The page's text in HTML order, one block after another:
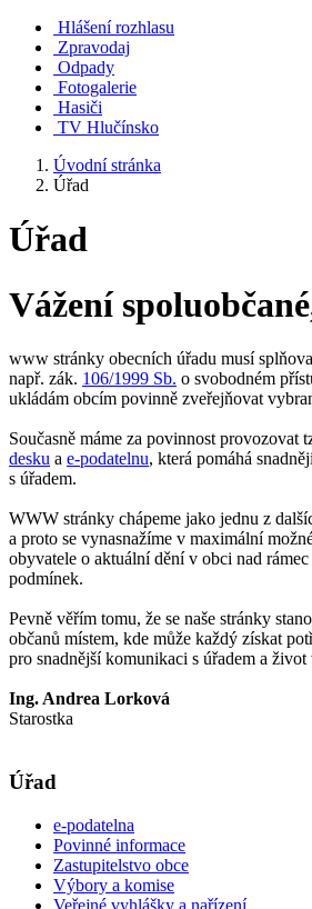
Hlášení rozhlasu
Zpravodaj
Odpady
Fotogalerie
Hasiči
TV Hlučínsko
Úvodní stránka
Úřad
Úřad
Vážení
www stránky obecních úřadu musí
např. zák. 106/1999 Sb. o svobodném
ukládám obcím povinně zveřejňovat
Současně máme za povinnost provozovat
desku a e-podatelnu, která pomáhá
s úřadem.
WWW stránky chápeme jako jednu z
a proto se vynasnažíme v maximální
obyvatele o aktuální dění v obci nad
podmínek.
Pevně věřím tomu, že se naše stránky
občanů místem, kde může každý získat
pro snadnější komunikaci s úřadem a život
Ing. Andrea Lorková
Starostka
Úřad
e-podatelna
Povinné informace
Zastupitelstvo obce
Výbory a komise
Veřejné vyhlášky a nařízení